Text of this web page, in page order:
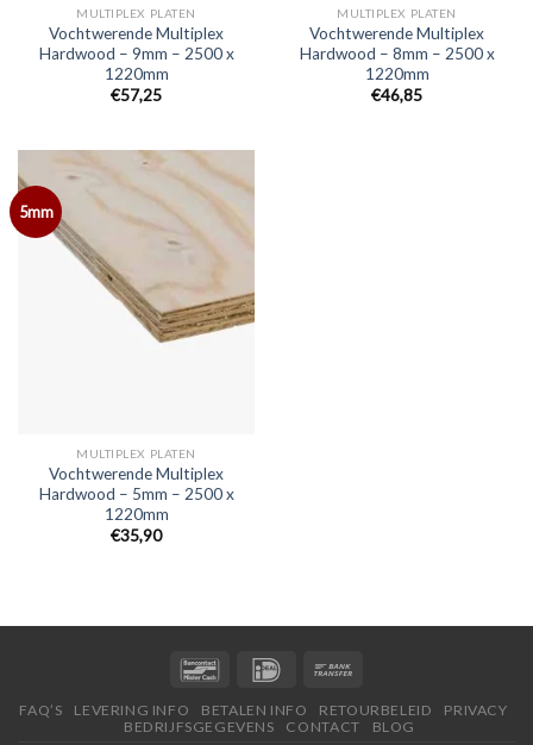
MULTIPLEX PLATEN
Vochtwerende Multiplex
Hardwood – 9mm – 2500 x
1220mm
€57,25
MULTIPLEX PLATEN
Vochtwerende Multiplex
Hardwood – 8mm – 2500 x
1220mm
€46,85
5mm
MULTIPLEX PLATEN
Vochtwerende Multiplex
Hardwood – 5mm – 2500 x
1220mm
€35,90
FAQ’S LEVERING INFO BETALEN INFO RETOURBELEID
PRIVACY
BEDRIJFSGEGEVENS
CONTACT BLOG